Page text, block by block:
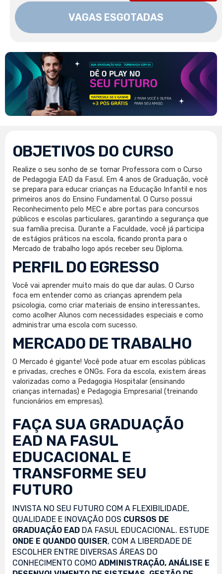
VAGAS ESGOTADAS
OBJETIVOS DO CURSO
Realize o seu sonho de se tornar Professora com o Curso
de Pedagogia EAD da Fasul. Em 4 anos de Graduação, você
se prepara para educar crianças na Educação Infantil e nos
primeiros anos do Ensino Fundamental. O Curso possui
Reconhecimento pelo MEC e abre portas para concursos
públicos e escolas particulares, garantindo a segurança que
sua família precisa. Durante a Faculdade, você já participa
de estágios práticos na escola, ficando pronta para o
Mercado de trabalho logo após receber seu Diploma.
PERFIL DO EGRESSO
Você vai aprender muito mais do que dar aulas. O Curso
foca em entender como as crianças aprendem pela
psicologia, como criar materiais de ensino interessantes,
como acolher Alunos com necessidades especiais e como
administrar uma escola com sucesso.
MERCADO DE TRABALHO
O Mercado é gigante! Você pode atuar em escolas públicas
e privadas, creches e ONGs. Fora da escola, existem áreas
valorizadas como a Pedagogia Hospitalar (ensinando
crianças internadas) e Pedagogia Empresarial (treinando
funcionários em empresas).
FAÇA SUA GRADUAÇÃO
EAD NA FASUL
EDUCACIONAL E
TRANSFORME SEU
FUTURO
INVISTA NO SEU FUTURO COM A FLEXIBILIDADE,
QUALIDADE E INOVAÇÃO DOS CURSOS DE
GRADUAÇÃO EAD DA FASUL EDUCACIONAL. ESTUDE
ONDE E QUANDO QUISER, COM A LIBERDADE DE
ESCOLHER ENTRE DIVERSAS ÁREAS DO
CONHECIMENTO COMO ADMINISTRAÇÃO, ANÁLISE E